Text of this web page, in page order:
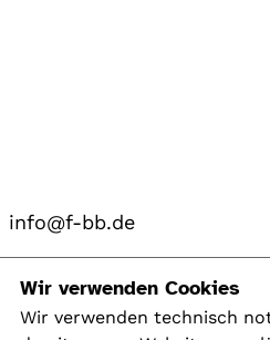
info@f-bb.de
Navigation
Wir verwenden Cookies
Wir verwenden technisch